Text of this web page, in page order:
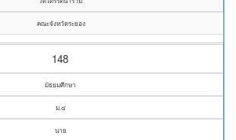
คณะจังหวัดระยอง
148
มัธยมศึกษา
ม.๔
นาย